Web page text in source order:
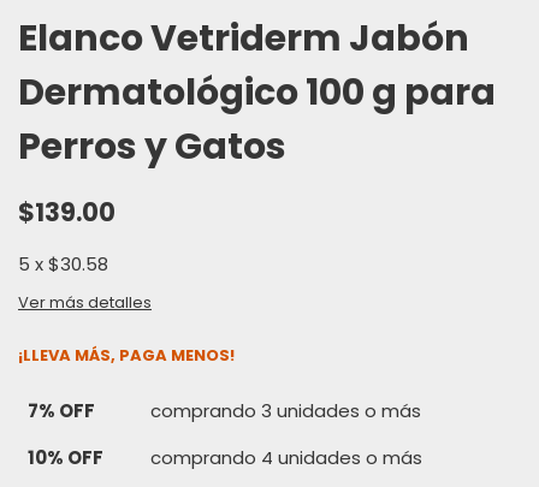
Elanco Vetriderm Jabón
Dermatológico 100 g para
Perros y Gatos
$139.00
5 x$30.58
Ver más detalles
¡LLEVA MÁS, PAGA MENOS!
7% OFF
comprando 3 unidades o más
10% OFF
comprando 4 unidades o más